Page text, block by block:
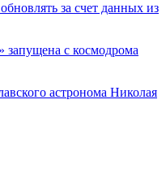
за счет данных из
запущена с космодрома
астронома Николая